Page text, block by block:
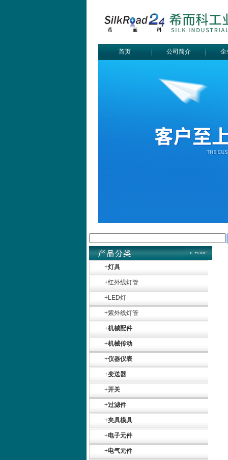
首页 公司简介 企
+灯具
+红外线灯管
+LED灯
+紫外线灯管
+机械配件
+机械传动
+仪器仪表
+变送器
+开关
+过滤件
+夹具模具
+电子元件
+电气元件